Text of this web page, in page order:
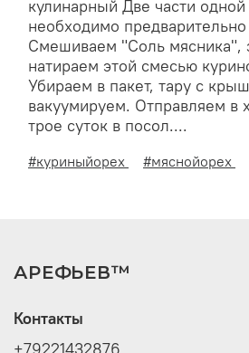
кулинарный Две части
необходимо
Смешиваем "Соль мясника",
натираем этой смесью
Убираем в пакет, тару с
вакуумируем. Отправляем в
трое суток в посол....
#куриныйорех #мяснойорех
АРЕФЬЕВ™
Контакты